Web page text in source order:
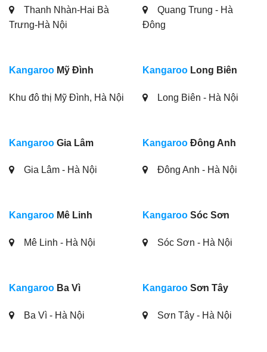
Thanh Nhàn-Hai Bà
Trưng-Hà Nội
Quang Trung - Hà
Đông
Kangaroo Mỹ Đình
Khu đô thị Mỹ Đình, Hà Nội
Kangaroo Long Biên
Long Biên - Hà Nội
Kangaroo Gia Lâm
Gia Lâm - Hà Nội
Kangaroo Đông Anh
Đông Anh - Hà Nội
Kangaroo Mê Linh
Mê Linh - Hà Nội
Kangaroo Sóc Sơn
Sóc Sơn - Hà Nội
Kangaroo Ba Vì
Ba Vì - Hà Nội
Kangaroo Sơn Tây
Sơn Tây - Hà Nội